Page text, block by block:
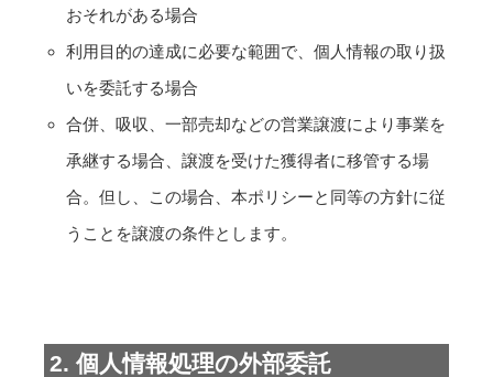
おそれがある場合
利用目的の達成に必要な範囲で、個人情報の取り扱
いを委託する場合
合併、吸収、一部売却などの営業譲渡により事業を
承継する場合、譲渡を受けた獲得者に移管する場
合。但し、この場合、本ポリシーと同等の方針に従
うことを譲渡の条件とします。
2. 個人情報処理の外部委託